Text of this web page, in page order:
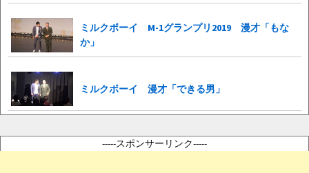
ミルクボーイ M-1グランプリ2019 漫才「もな
か」
ミルクボーイ 漫才「できる男」
-----スポンサーリンク-----